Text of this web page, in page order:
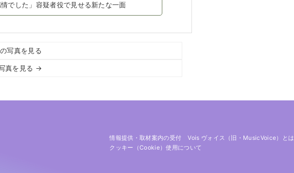
でした」容疑者役で見せる新たな一面
写真を見る
真を見る →
情報提供・取材案内の受付 Vois ヴォイス（旧・MusicVoice）とは
クッキー（cookie）使用について